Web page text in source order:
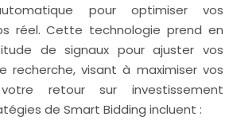
pour optimiser vos
réel. Cette technologie prend en
de signaux pour ajuster vos
recherche, visant à maximiser vos
retour sur investissement
de Smart Bidding incluent :